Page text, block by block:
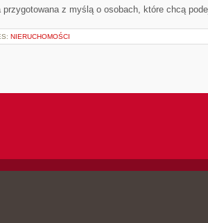
przygotowana z myślą o osobach, które chcą
NIERUCHOMOŚCI